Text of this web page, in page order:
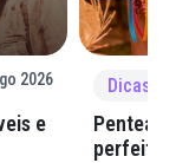
2026
e
perfeita